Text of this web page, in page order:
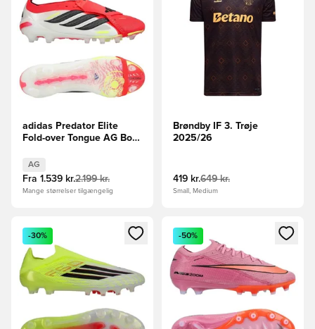
adidas Predator Elite
Fold-over Tongue AG Born
AG
Fra 1.539 kr.2.199 kr.
Mange størrelser tilgængelig
Brøndby IF 3. Trøje
2025/26
419 kr.649 kr.
Small, Medium
Åbner en Modal til at logge ind eller tilmelde dig som
-30%
Åbner en Modal til at logge
-50%